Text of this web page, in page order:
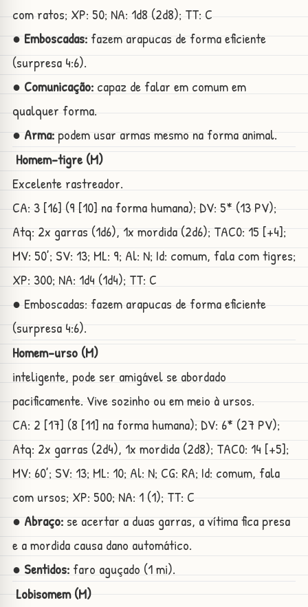
com ratos; XP: 50; NA: 1d8 (2d8); TT: C
● Emboscadas:fazem arapucas de forma eficiente
(surpresa 4:6).
● Comunicação:capaz de falar em comum em
qualquer forma.
● Arma:podem usar armas mesmo na forma animal.
Homem-tigre (M)
Excelente rastreador.
CA: 3 [16] (9 [10] na forma humana); DV: 5* (13 PV);
Atq: 2x garras (1d6), 1x mordida (2d6); TAC0: 15 [+4];
MV: 50’; SV: 13; ML: 9; Al: N; Id: comum, fala com tigres;
XP: 300; NA: 1d4 (1d4); TT: C
● Emboscadas: fazem arapucas de forma eficiente
(surpresa 4:6).
Homem-urso (M)
inteligente, pode ser amigável se abordado
pacificamente. Vive sozinho ou em meio à ursos.
CA: 2 [17] (8 [11] na forma humana); DV: 6* (27 PV);
Atq: 2x garras (2d4), 1x mordida (2d8); TAC0: 14 [+5];
MV: 60’; SV: 13; ML: 10; Al: N; CG: RA; Id: comum, fala
com ursos; XP: 500; NA: 1 (1); TT: C
● Abraço:se acertar a duas garras, a vítima fica presa
e a mordida causa dano automático.
● Sentidos:faro aguçado (1 mi).
Lobisomem (M)